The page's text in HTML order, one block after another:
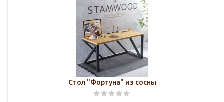
Стол "Фортуна" из сосны